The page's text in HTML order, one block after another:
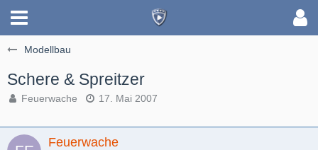
Modellbau
Schere & Spreitzer
Feuerwache 17. Mai 2007
Feuerwache